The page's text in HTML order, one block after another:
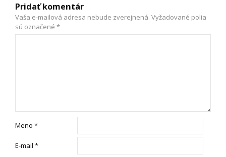
Pridať komentár
Vaša e-mailová adresa nebude zverejnená. Vyžadované polia
sú označené *
Meno *
E-mail *